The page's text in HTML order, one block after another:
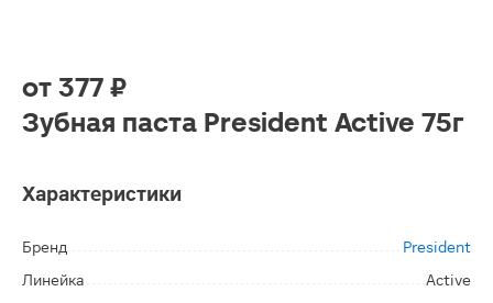
от 377 ₽
Зубная паста President Active 75г
Характеристики
Бренд
President
Линейка
Active